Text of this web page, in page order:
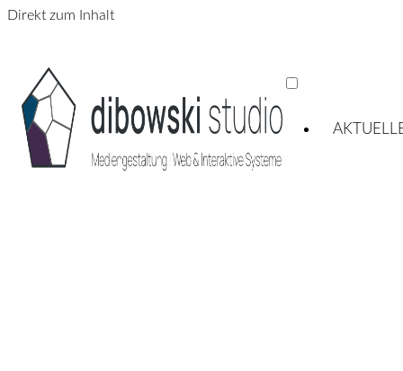
Direkt zum Inhalt